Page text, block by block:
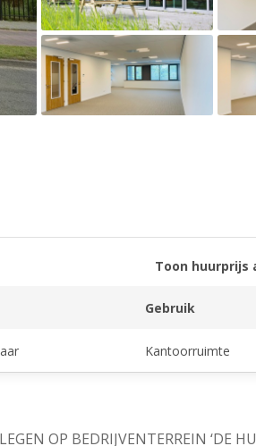
Toon huurprijs
Gebruik
Kantoorruimte
OP BEDRIJVENTERREIN ‘DE